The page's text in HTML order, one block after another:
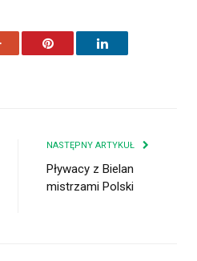
Google+ Pinterest LinkedIn
NASTĘPNY ARTYKUŁ
Pływacy z Bielan
mistrzami Polski